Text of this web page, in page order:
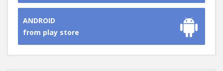
ANDROID
from play store